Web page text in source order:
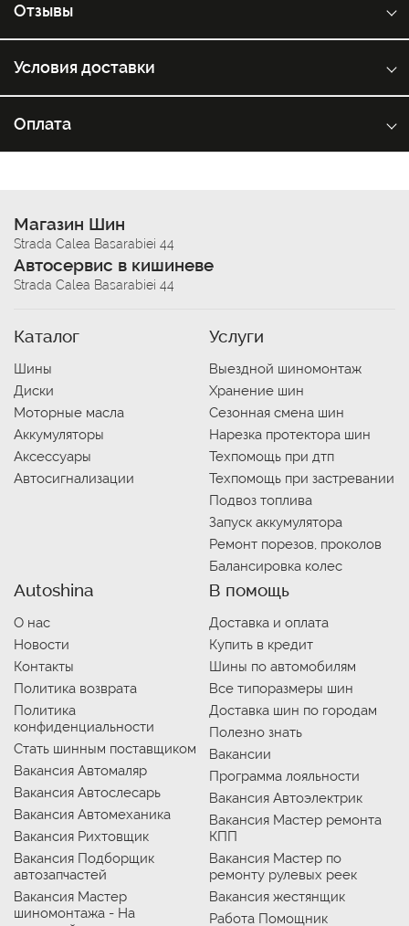
Отзывы
Условия доставки
Оплата
Магазин Шин
Strada Calea Basarabiei 44
Автосервис в кишиневе
Strada Calea Basarabiei 44
Каталог
Шины
Диски
Моторные масла
Аккумуляторы
Аксессуары
Автосигнализации
Услуги
Выездной шиномонтаж
Хранение шин
Сезонная смена шин
Нарезка протектора шин
Техпомощь при дтп
Техпомощь при застревании
Подвоз топлива
Запуск аккумулятора
Ремонт порезов, проколов
Балансировка колес
Autoshina
О нас
Новости
Контакты
Политика возврата
Политика
конфиденциальности
Стать шинным поставщиком
Вакансия Автомаляр
Вакансия Автослесарь
Вакансия Автомеханика
Вакансия Рихтовщик
Вакансия Подборщик
автозапчастей
Вакансия Мастер
шиномонтажа - На
В помощь
Доставка и оплата
Купить в кредит
Шины по автомобилям
Все типоразмеры шин
Доставка шин по городам
Полезно знать
Вакансии
Программа лояльности
Вакансия Автоэлектрик
Вакансия Мастер ремонта
КПП
Вакансия Мастер по
ремонту рулевых реек
Вакансия жестянщик
Работа Помощник